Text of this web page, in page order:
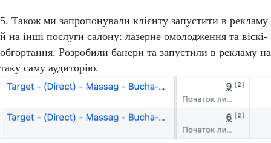
5. Також ми запропонували клієнту запустити в рекламу
й на інші послуги салону: лазерне омолодження та віскі-
обгортання. Розробили банери та запустили в рекламу на
таку саму аудиторію.